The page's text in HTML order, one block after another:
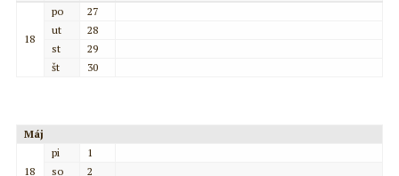
18
po
27
ut
28
st
29
št
30
Máj
18
pi
1
so
2